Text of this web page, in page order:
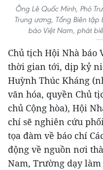
Ông Lê Quốc Minh, Phó
Trung ương, Tổng Biên
báo Việt Nam, phát
Chủ tịch Hội Nhà báo
thời gian tới, dịp kỷ
Huỳnh Thúc Kháng
văn hóa, quyền Chủ
chủ Cộng hòa), Hội
chí sẽ nghiên cứu
tọa đàm về báo chí
động về nguồn nơi
Nam, Trường dạy